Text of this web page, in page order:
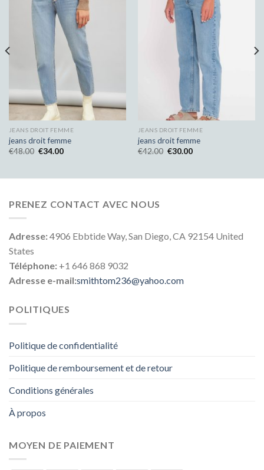
JEANS DROIT FEMME
jeans droit femme
€48.00 €34.00
JEANS DROIT FEMME
jeans droit femme
€42.00 €30.00
PRENEZ CONTACT AVEC NOUS
Adresse:4906 Ebbtide Way, San Diego, CA 92154 United
States
Téléphone: +1 646 868 9032
Adresse e-mail:smithtom236@yahoo.com
POLITIQUES
Politique de confidentialité
Politique de remboursement et de retour
Conditions générales
À propos
MOYEN DE PAIEMENT